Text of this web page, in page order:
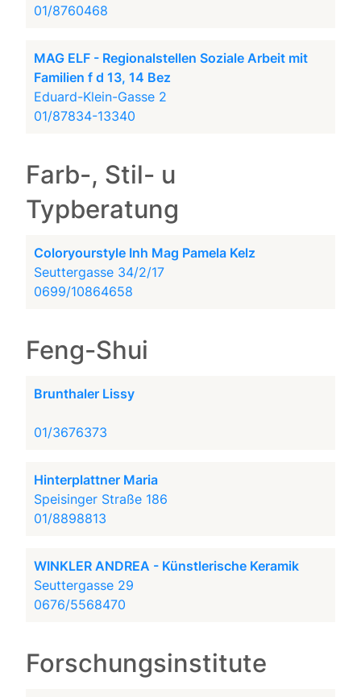
01/8760468
MAG ELF - Regionalstellen Soziale Arbeit mit
Familien f d 13, 14 Bez
Eduard-Klein-Gasse 2
01/87834-13340
Farb-, Stil- u
Typberatung
Coloryourstyle Inh Mag Pamela Kelz
Seuttergasse 34/2/17
0699/10864658
Feng-Shui
Brunthaler Lissy
01/3676373
Hinterplattner Maria
Speisinger Straße 186
01/8898813
WINKLER ANDREA - Künstlerische Keramik
Seuttergasse 29
0676/5568470
Forschungsinstitute